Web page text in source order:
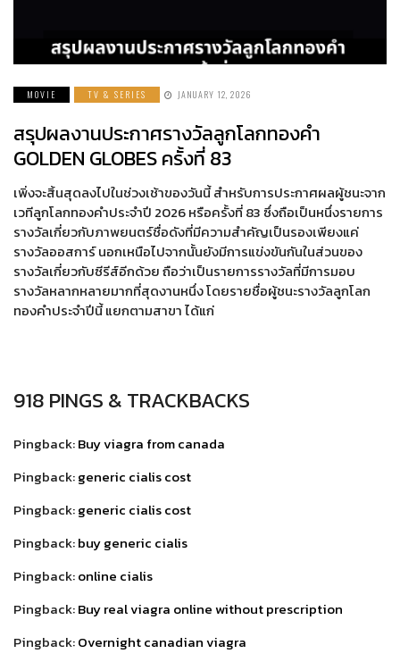
MOVIE TV & SERIES JANUARY 12, 2026
สรุปผลงานประกาศรางวัลลูกโลกทองคำ
GOLDEN GLOBES ครั้งที่ 83
เพิ่งจะสิ้นสุดลงไปในช่วงเช้าของวันนี้ สำหรับการประกาศผลผู้ชนะจาก
เวทีลูกโลกทองคำประจำปี 2026 หรือครั้งที่ 83 ซึ่งถือเป็นหนึ่งรายการ
รางวัลเกี่ยวกับภาพยนตร์ชื่อดังที่มีความสำคัญเป็นรองเพียงแค่
รางวัลออสการ์ นอกเหนือไปจากนั้นยังมีการแข่งขันกันในส่วนของ
รางวัลเกี่ยวกับซีรีส์อีกด้วย ถือว่าเป็นรายการรางวัลที่มีการมอบ
รางวัลหลากหลายมากที่สุดงานหนึ่ง โดยรายชื่อผู้ชนะรางวัลลูกโลก
ทองคำประจำปีนี้ แยกตามสาขา ได้แก่
918 PINGS & TRACKBACKS
Pingback:Buy viagra from canada
Pingback:generic cialis cost
Pingback:generic cialis cost
Pingback:buy generic cialis
Pingback:online cialis
Pingback:Buy real viagra online without prescription
Pingback:Overnight canadian viagra